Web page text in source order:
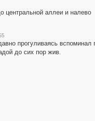
центральной аллеи и налево
прогуливаясь вспоминал
до сих пор жив.